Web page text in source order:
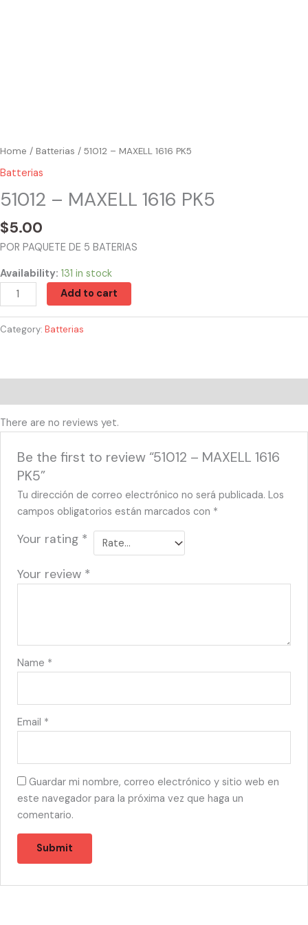
Home / Batterias / 51012 – MAXELL 1616 PK5
Batterias
51012 – MAXELL 1616 PK5
$5.00
POR PAQUETE DE 5 BATERIAS
Availability: 131 in stock
Add to cart
Category: Batterias
There are no reviews yet.
Be the first to review “51012 – MAXELL 1616
PK5”
Tu dirección de correo electrónico no será publicada. Los
campos obligatorios están marcados con *
Your rating *
Your review *
Name *
Email *
Guardar mi nombre, correo electrónico y sitio web en
este navegador para la próxima vez que haga un
comentario.